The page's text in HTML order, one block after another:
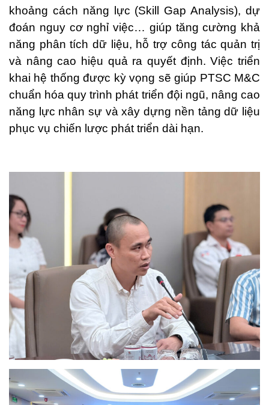
khoảng cách năng lực (Skill Gap Analysis), dự
đoán nguy cơ nghỉ việc… giúp tăng cường khả
năng phân tích dữ liệu, hỗ trợ công tác quản trị
và nâng cao hiệu quả ra quyết định. Việc triển
khai hệ thống được kỳ vọng sẽ giúp PTSC M&C
chuẩn hóa quy trình phát triển đội ngũ, nâng cao
năng lực nhân sự và xây dựng nền tảng dữ liệu
phục vụ chiến lược phát triển dài hạn.